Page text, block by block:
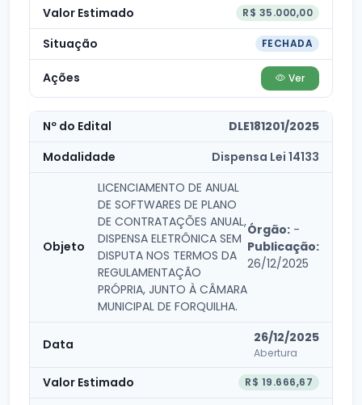
R$ 35.000,00
FECHADA
Ver
DLE181201/2025
Dispensa Lei 14133
LICENCIAMENTO DE ANUAL
DE SOFTWARES DE PLANO
DE CONTRATAÇÕES ANUAL,
DISPENSA ELETRÔNICA SEM
DISPUTA NOS TERMOS DA
REGULAMENTAÇÃO
PRÓPRIA, JUNTO À CÂMARA
MUNICIPAL DE FORQUILHA.
Órgão: -
Publicação:
26/12/2025
26/12/2025
Abertura
R$ 19.666,67